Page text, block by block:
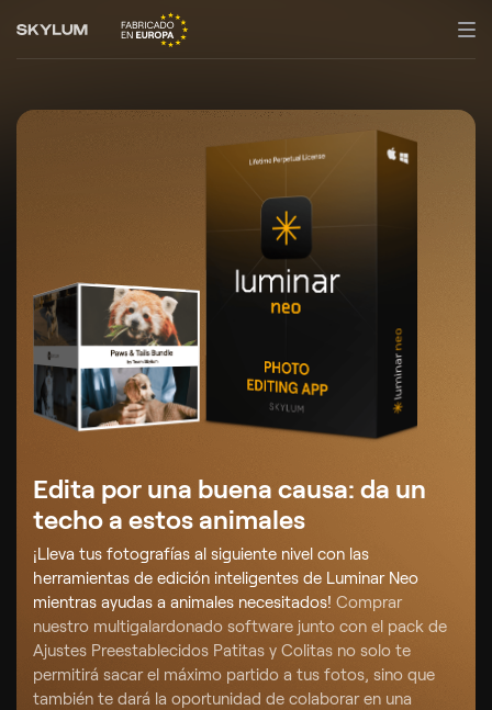
Edita por una buena causa: da un
techo a estos animales
¡Lleva tus fotografías al siguiente nivel con las
herramientas de edición inteligentes de Luminar Neo
mientras ayudas a animales necesitados! Comprar
nuestro multigalardonado software junto con el pack de
Ajustes Preestablecidos Patitas y Colitas no solo te
permitirá sacar el máximo partido a tus fotos, sino que
también te dará la oportunidad de colaborar en una